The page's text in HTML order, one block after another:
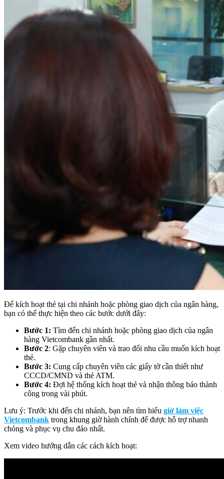
Để kích hoạt thẻ tại chi nhánh hoặc phòng giao dịch của ngân hàng,
bạn có thể thực hiện theo các bước dưới đây:
Bước 1: Tìm đến chi nhánh hoặc phòng giao dịch của ngân
hàng Vietcombank gần nhất.
Bước 2: Gặp chuyên viên và trao đổi nhu cầu muốn kích hoạt
thẻ.
Bước 3: Cung cấp chuyên viên các giấy tờ cần thiết như
CCCD/CMND và thẻ ATM.
Bước 4: Đợi hệ thống kích hoạt thẻ và nhận thông báo thành
công trong vài phút.
Lưu ý: Trước khi đến chi nhánh, bạn nên tìm hiểu giờ làm việc
Vietcombank trong khung giờ hành chính để được hỗ trợ nhanh
chóng và phục vụ chu đáo nhất.
Xem video hướng dẫn các cách kích hoạt: